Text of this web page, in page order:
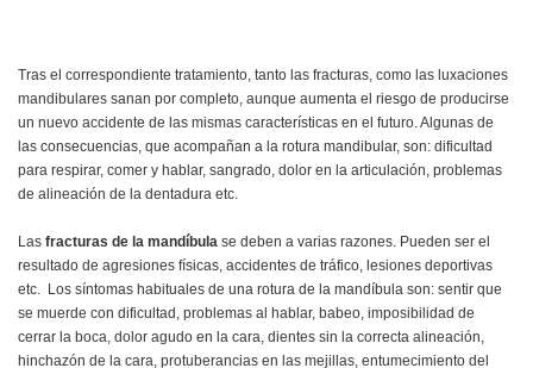
Tras el correspondiente tratamiento, tanto las fracturas, como las luxaciones
mandibulares sanan por completo, aunque aumenta el riesgo de producirse
un nuevo accidente de las mismas características en el futuro. Algunas de
las consecuencias, que acompañan a la rotura mandibular, son: dificultad
para respirar, comer y hablar, sangrado, dolor en la articulación, problemas
de alineación de la dentadura etc.
Las fracturas de la mandíbula se deben a varias razones. Pueden ser el
resultado de agresiones físicas, accidentes de tráfico, lesiones deportivas
etc. Los síntomas habituales de una rotura de la mandíbula son: sentir que
se muerde con dificultad, problemas al hablar, babeo, imposibilidad de
cerrar la boca, dolor agudo en la cara, dientes sin la correcta alineación,
hinchazón de la cara, protuberancias en las mejillas, entumecimiento del